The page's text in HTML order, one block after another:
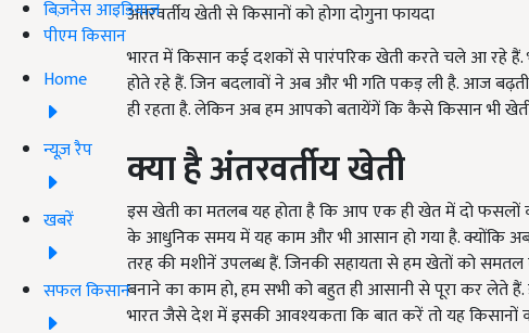
बिज़नेस आइडियाज
पीएम किसान
Home
न्यूज़ रैप
खबरें
सफल किसान
अंतरवर्तीय खेती से किसानों को होगा दोगुना फायदा
भारत में किसान कई दशकों से पारंपरिक खेती करते चले आ रहे
होते रहे हैं. जिन बदलावों ने अब और भी गति पकड़ ली है. आज
ही रहता है. लेकिन अब हम आपको बतायेंगें कि कैसे किसान भी
क्या है अंतरवर्तीय खेती
इस खेती का मतलब यह होता है कि आप एक ही खेत में दो
के आधुनिक समय में यह काम और भी आसान हो गया है. क्योंकि
तरह की मशीनें उपलब्ध हैं. जिनकी सहायता से हम खेतों को
बनाने का काम हो, हम सभी को बहुत ही आसानी से पूरा कर लेते
भारत जैसे देश में इसकी आवश्यकता कि बात करें तो यह किसानों